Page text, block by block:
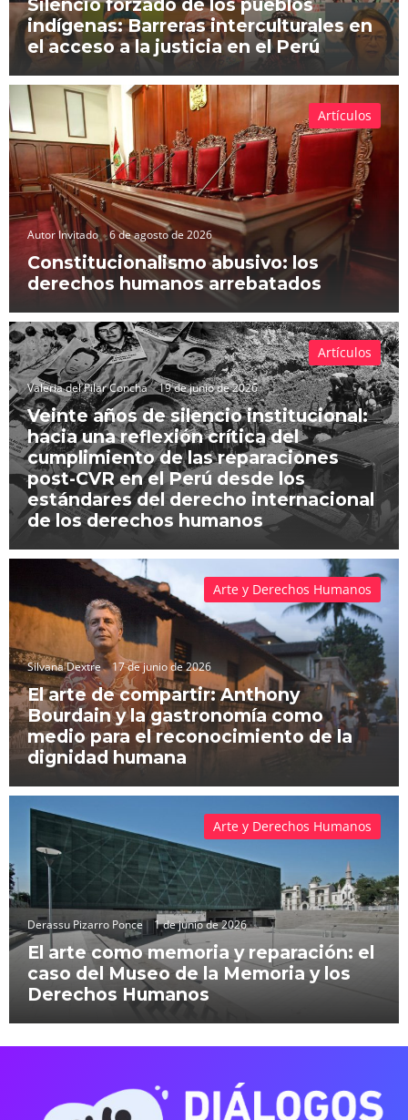
Silencio forzado de los pueblos
indígenas: Barreras interculturales en
el acceso a la justicia en el Perú
Autor Invitado 6 de agosto de 2026
Constitucionalismo abusivo: los
derechos humanos arrebatados
Artículos
Valeria del Pilar Concha 19 de junio de 2026
Veinte años de silencio institucional:
hacia una reflexión crítica del
cumplimiento de las reparaciones
post-CVR en el Perú desde los
estándares del derecho internacional
de los derechos humanos
Artículos
Silvana Dextre 17 de junio de 2026
El arte de compartir: Anthony
Bourdain y la gastronomía como
medio para el reconocimiento de la
dignidad humana
Arte y Derechos Humanos
Derassu Pizarro Ponce 1 de junio de 2026
El arte como memoria y reparación: el
caso del Museo de la Memoria y los
Derechos Humanos
Arte y Derechos Humanos